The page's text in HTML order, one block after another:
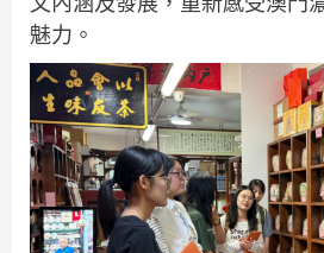
魅力。